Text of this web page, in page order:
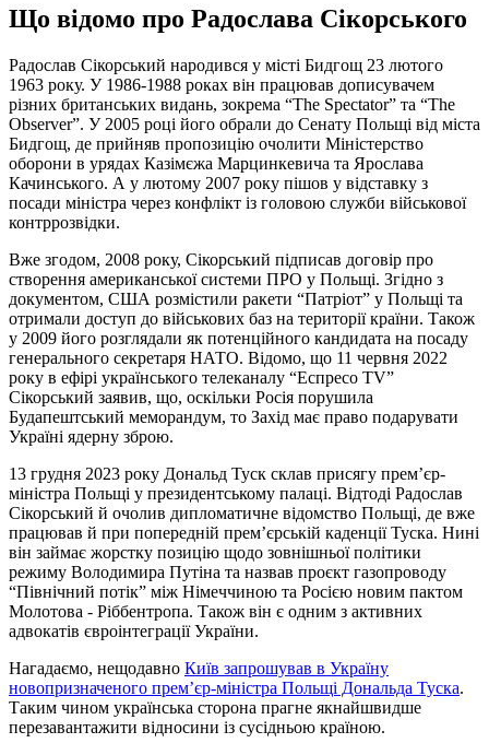
Що відомо про Радослава Сікорського
Радослав Сікорський народився у місті Бидгощ 23 лютого
1963 року. У 1986-1988 роках він працював дописувачем
різних британських видань, зокрема “The Spectator” та “The
Observer”. У 2005 році його обрали до Сенату Польщі від міста
Бидгощ, де прийняв пропозицію очолити Міністерство
оборони в урядах Казімєжа Марцинкевича та Ярослава
Качинського. А у лютому 2007 року пішов у відставку з
посади міністра через конфлікт із головою служби військової
контррозвідки.
Вже згодом, 2008 року, Сікорський підписав договір про
створення американської системи ПРО у Польщі. Згідно з
документом, США розмістили ракети “Патріот” у Польщі та
отримали доступ до військових баз на території країни. Також
у 2009 його розглядали як потенційного кандидата на посаду
генерального секретаря НАТО. Відомо, що 11 червня 2022
року в ефірі українського телеканалу “Еспресо TV”
Сікорський заявив, що, оскільки Росія порушила
Будапештський меморандум, то Захід має право подарувати
Україні ядерну зброю.
13 грудня 2023 року Дональд Туск склав присягу прем’єр-
міністра Польщі у президентському палаці. Відтоді Радослав
Сікорський й очолив дипломатичне відомство Польщі, де вже
працював й при попередній прем’єрській каденції Туска. Нині
він займає жорстку позицію щодо зовнішньої політики
режиму Володимира Путіна та назвав проєкт газопроводу
“Північний потік” між Німеччиною та Росією новим пактом
Молотова - Ріббентропа. Також він є одним з активних
адвокатів євроінтеграції України.
Нагадаємо, нещодавно Київ запрошував в Україну
новопризначеного премʼєр-міністра Польщі Дональда Туска.
Таким чином українська сторона прагне якнайшвидше
перезавантажити відносини із сусідньою країною.